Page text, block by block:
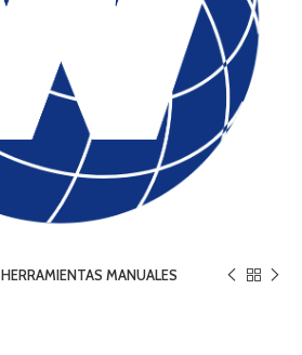
HERRAMIENTAS MANUALES